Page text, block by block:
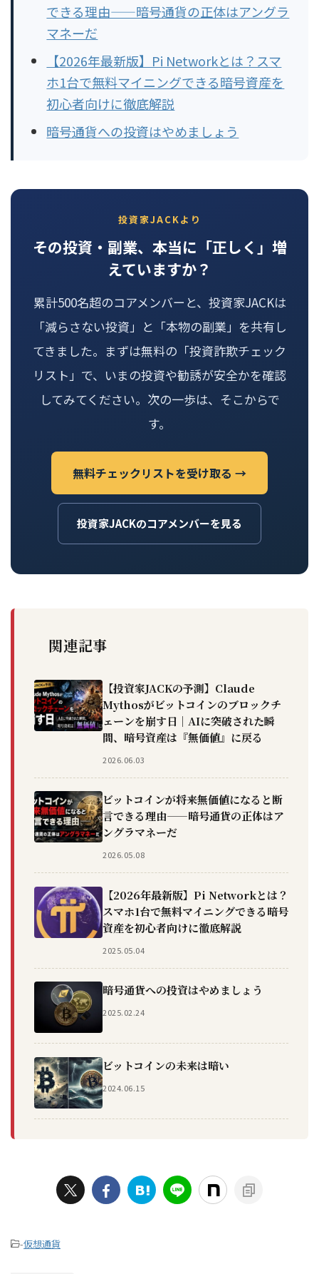
できる理由——暗号通貨の正体はアングラ
マネーだ
【2026年最新版】Pi Networkとは？スマ
ホ1台で無料マイニングできる暗号資産を
初心者向けに徹底解説
暗号通貨への投資はやめましょう
投資家JACKより
その投資・副業、本当に「正しく」増
えていますか？
累計500名超のコアメンバーと、投資家JACKは
「減らさない投資」と「本物の副業」を共有し
てきました。まずは無料の「投資詐欺チェック
リスト」で、いまの投資や勧誘が安全かを確認
してみてください。次の一歩は、そこからで
す。
無料チェックリストを受け取る →
投資家JACKのコアメンバーを見る
関連記事
【投資家JACKの予測】Claude
Mythosがビットコインのブロックチ
ェーンを崩す日｜AIに突破された瞬
間、暗号資産は『無価値』に戻る
2026.06.03
ビットコインが将来無価値になると断
言できる理由——暗号通貨の正体はア
ングラマネーだ
2026.05.08
【2026年最新版】Pi Networkとは？
スマホ1台で無料マイニングできる暗号
資産を初心者向けに徹底解説
2025.05.04
暗号通貨への投資はやめましょう
2025.02.24
ビットコインの未来は暗い
2024.06.15
-仮想通貨